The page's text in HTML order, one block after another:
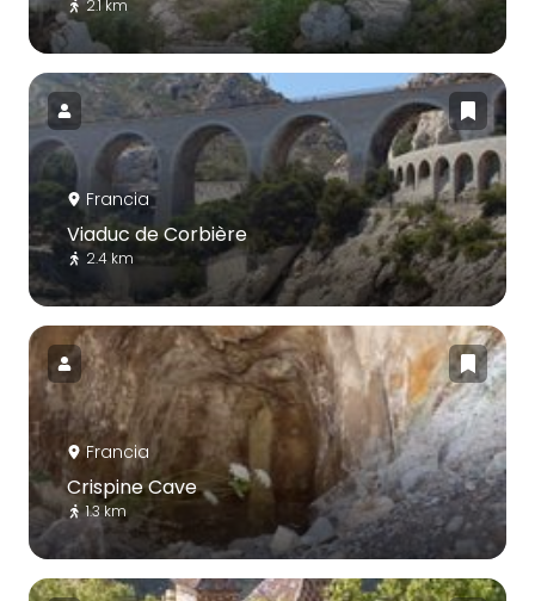
2.1 km
Francia
Viaduc de Corbière
2.4 km
Francia
Crispine Cave
1.3 km